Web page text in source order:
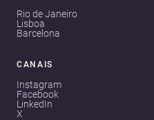
Rio de Janeiro
Lisboa
Barcelona
CANAIS
Instagram
Facebook
LinkedIn
X